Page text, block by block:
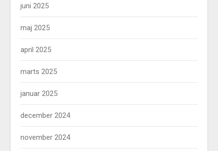
juni 2025
maj 2025
april 2025
marts 2025
januar 2025
december 2024
november 2024